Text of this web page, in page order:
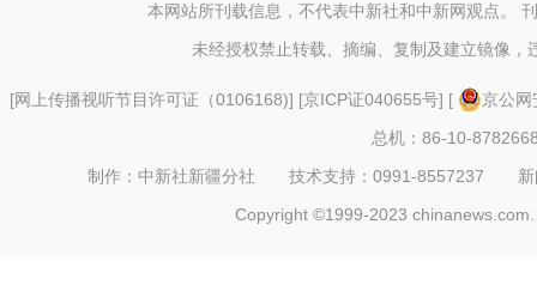
本网站所刊载信息，不代表中新社和中新网观点。
未经授权禁止转载、摘编、复制及建立镜像，
[网上传播视听节目许可证（0106168)] [京ICP证040655号] [
京公
总机：86-10-
制作：中新社新疆分社 技术支持：0991-8557237
Copyright ©1999-2023